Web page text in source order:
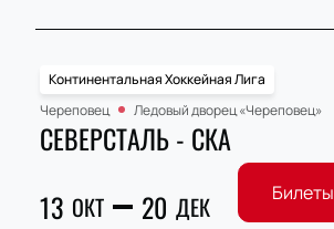
Континентальная Хоккейная Лига
Череповец
Ледовый дворец «Череповец»
СЕВЕРСТАЛЬ - СКА
13 ОКТ 20 ДЕК